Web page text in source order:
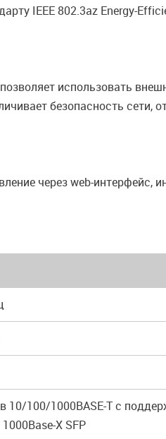
IEEE 802.3az Energy-
использовать
безопасность
через web-интерфейс,
10/100/1000BASE-T с
1000Base-Х SFP